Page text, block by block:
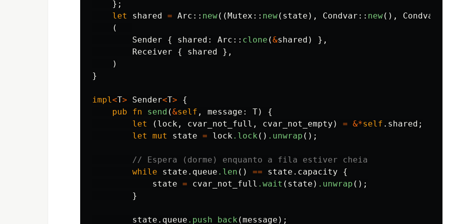
};
let
shared = Arc :: new((Mutex :: new( state ), Condvar :: new(), Condvar
(
Sender
{ shared : Arc :: clone (&shared )
},
Receiver
{ shared
},
)
}
impl<T> Sender<T>
{
pub
fn send (&self , message : T)
{
let
( lock , cvar_not_full , cvar_not_empty ) = &*self .shared ;
let
mut state = lock.lock () .unwrap ();
// Espera (dorme) enquanto a fila estiver cheia
while
state .queue .len () == state .capacity
{
state = cvar_not_full .wait ( state ) .unwrap ();
}
state .queue .push_back (message );